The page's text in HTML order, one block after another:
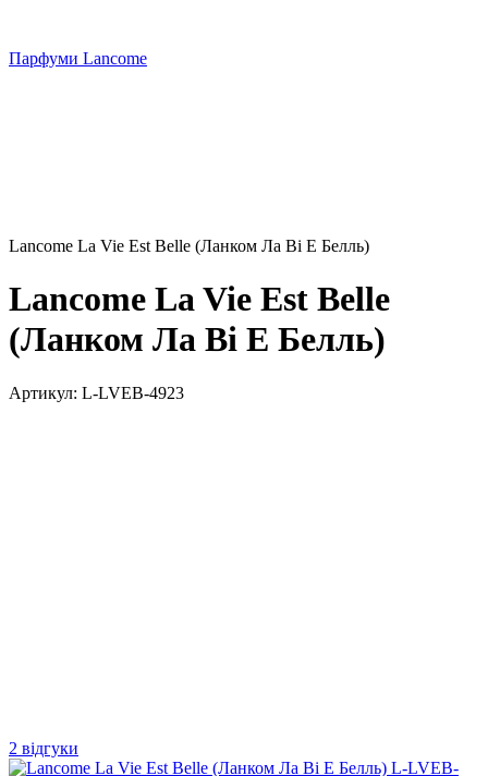
Парфуми Lancome
Lancome La Vie Est Belle (Ланком Ла Ві Е Белль)
Lancome La Vie Est Belle
(Ланком Ла Ві Е Белль)
Артикул: L-LVEB-4923
2 відгуки